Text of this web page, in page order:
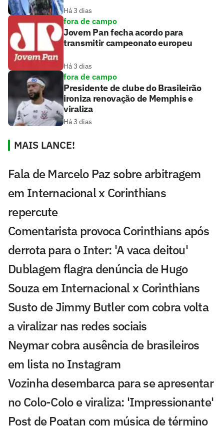
Há 3 dias
fora de campo
Jovem Pan fecha acordo para
transmitir campeonato europeu
Há 3 dias
fora de campo
Presidente de clube do Brasileirão
ironiza renovação de Memphis e
viraliza
Há 3 dias
MAIS LANCE!
Fala de Marcelo Paz sobre arbitragem
em Internacional x Corinthians
repercute
Comentarista provoca Corinthians após
derrota para o Inter: 'A vaca deitou'
Dublagem flagra denúncia de Hugo
Souza em Internacional x Corinthians
Susto de Jimmy Butler com cobra volta
a viralizar nas redes sociais
Neymar cobra ausência de brasileiros
em lista no Instagram
Vozinha desembarca para se apresentar
no Colo-Colo e viraliza: 'Impressionante'
Post de Poatan com música de término